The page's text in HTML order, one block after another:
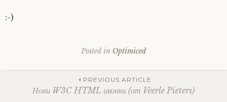
:-)
Posted in Optimiced
Post
PREVIOUS ARTICLE
Нови W3C HTML иконки (от Veerle Pieters)